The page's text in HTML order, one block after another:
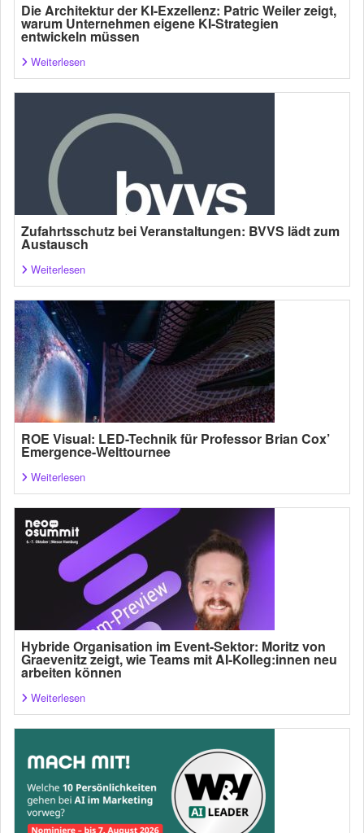
Die Architektur der KI-Exzellenz: Patric Weiler zeigt,
warum Unternehmen eigene KI-Strategien
entwickeln müssen
Weiterlesen
Zufahrtsschutz bei Veranstaltungen: BVVS lädt zum
Austausch
Weiterlesen
ROE Visual: LED-Technik für Professor Brian Cox’
Emergence-Welttournee
Weiterlesen
Hybride Organisation im Event-Sektor: Moritz von
Graevenitz zeigt, wie Teams mit AI-Kolleg:innen neu
arbeiten können
Weiterlesen